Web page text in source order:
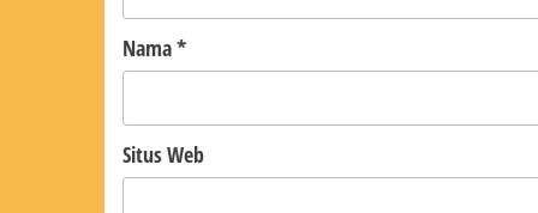
Nama*
Situs Web